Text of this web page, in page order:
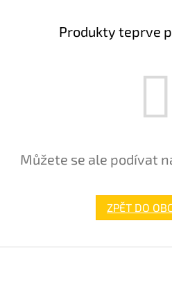
Produkty teprve
Můžete se ale podívat
ZPĚT DO